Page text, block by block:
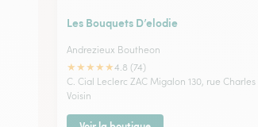
Les Bouquets D’elodie
Andrezieux Boutheon
★★★★★4.8 (74)
C. Cial Leclerc ZAC Migalon 130, rue Charles
Voisin